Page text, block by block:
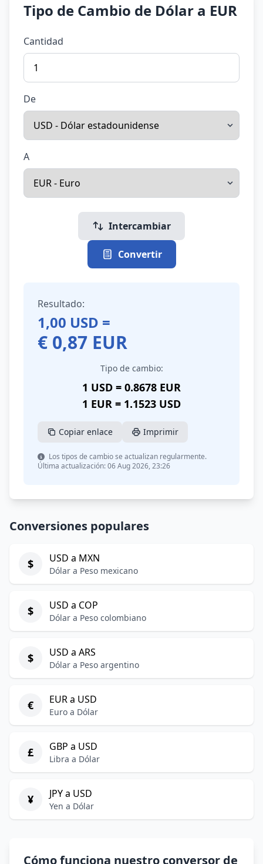
Tipo de Cambio de Dólar a EUR
Cantidad
De
A
Intercambiar
Convertir
Resultado:
1,00 USD =
€ 0,87 EUR
Tipo de cambio:
1 USD = 0.8678 EUR
1 EUR = 1.1523 USD
Copiar enlace Imprimir
Los tipos de cambio se actualizan regularmente.
Última actualización: 06 Aug 2026, 23:26
Conversiones populares
$ USD a MXN
Dólar a Peso mexicano
$ USD a COP
Dólar a Peso colombiano
$ USD a ARS
Dólar a Peso argentino
€ EUR a USD
Euro a Dólar
£ GBP a USD
Libra a Dólar
¥ JPY a USD
Yen a Dólar
Cómo funciona nuestro conversor de